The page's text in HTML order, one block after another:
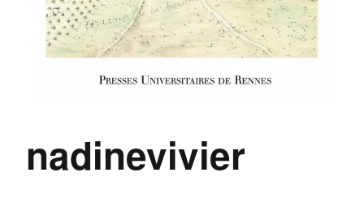
nadinevivier